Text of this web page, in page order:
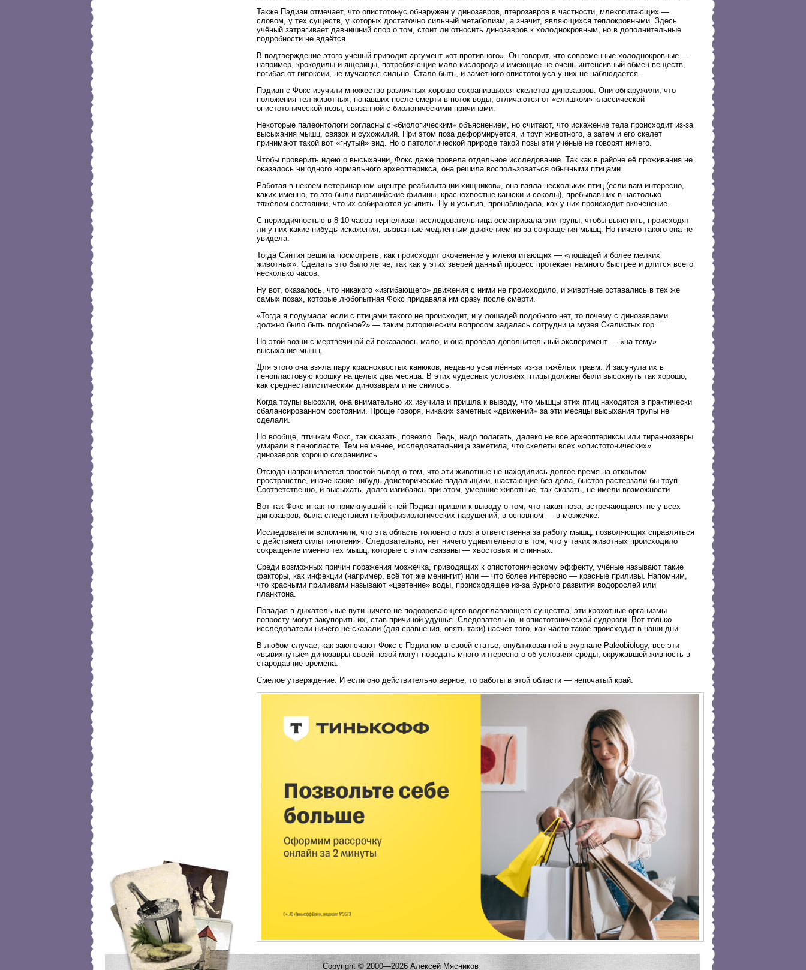
Также Пэдиан отмечает, что опистотонус обнаружен у динозавров, птерозавров в частности, млекопитающих —
словом, у тех существ, у которых достаточно сильный метаболизм, а значит, являющихся теплокровными. Здесь
учёный затрагивает давнишний спор о том, стоит ли относить динозавров к холоднокровным, но в дополнительные
подробности не вдаётся.
В подтверждение этого учёный приводит аргумент «от противного». Он говорит, что современные холоднокровные —
например, крокодилы и ящерицы, потребляющие мало кислорода и имеющие не очень интенсивный обмен веществ,
погибая от гипоксии, не мучаются сильно. Стало быть, и заметного опистотонуса у них не наблюдается.
Пэдиан с Фокс изучили множество различных хорошо сохранившихся скелетов динозавров. Они обнаружили, что
положения тел животных, попавших после смерти в поток воды, отличаются от «слишком» классической
опистотонической позы, связанной с биологическими причинами.
Некоторые палеонтологи согласны с «биологическим» объяснением, но считают, что искажение тела происходит из-за
высыхания мышц, связок и сухожилий. При этом поза деформируется, и труп животного, а затем и его скелет
принимают такой вот «гнутый» вид. Но о патологической природе такой позы эти учёные не говорят ничего.
Чтобы проверить идею о высыхании, Фокс даже провела отдельное исследование. Так как в районе её проживания не
оказалось ни одного нормального археоптерикса, она решила воспользоваться обычными птицами.
Работая в некоем ветеринарном «центре реабилитации хищников», она взяла нескольких птиц (если вам интересно,
каких именно, то это были виргинийские филины, краснохвостые канюки и соколы), пребывавших в настолько
тяжёлом состоянии, что их собираются усыпить. Ну и усыпив, пронаблюдала, как у них происходит окоченение.
С периодичностью в 8-10 часов терпеливая исследовательница осматривала эти трупы, чтобы выяснить, происходят
ли у них какие-нибудь искажения, вызванные медленным движением из-за сокращения мышц. Но ничего такого она не
увидела.
Тогда Синтия решила посмотреть, как происходит окоченение у млекопитающих — «лошадей и более мелких
животных». Сделать это было легче, так как у этих зверей данный процесс протекает намного быстрее и длится всего
несколько часов.
Ну вот, оказалось, что никакого «изгибающего» движения с ними не происходило, и животные оставались в тех же
самых позах, которые любопытная Фокс придавала им сразу после смерти.
«Тогда я подумала: если с птицами такого не происходит, и у лошадей подобного нет, то почему с динозаврами
должно было быть подобное?» — таким риторическим вопросом задалась сотрудница музея Скалистых гор.
Но этой возни с мертвечиной ей показалось мало, и она провела дополнительный эксперимент — «на тему»
высыхания мышц.
Для этого она взяла пару краснохвостых канюков, недавно усыплённых из-за тяжёлых травм. И засунула их в
пенопластовую крошку на целых два месяца. В этих чудесных условиях птицы должны были высохнуть так хорошо,
как среднестатистическим динозаврам и не снилось.
Когда трупы высохли, она внимательно их изучила и пришла к выводу, что мышцы этих птиц находятся в практически
сбалансированном состоянии. Проще говоря, никаких заметных «движений» за эти месяцы высыхания трупы не
сделали.
Но вообще, птичкам Фокс, так сказать, повезло. Ведь, надо полагать, далеко не все археоптериксы или тираннозавры
умирали в пенопласте. Тем не менее, исследовательница заметила, что скелеты всех «опистотонических»
динозавров хорошо сохранились.
Отсюда напрашивается простой вывод о том, что эти животные не находились долгое время на открытом
пространстве, иначе какие-нибудь доисторические падальщики, шастающие без дела, быстро растерзали бы труп.
Соответственно, и высыхать, долго изгибаясь при этом, умершие животные, так сказать, не имели возможности.
Вот так Фокс и как-то примкнувший к ней Пэдиан пришли к выводу о том, что такая поза, встречающаяся не у всех
динозавров, была следствием нейрофизиологических нарушений, в основном — в мозжечке.
Исследователи вспомнили, что эта область головного мозга ответственна за работу мышц, позволяющих справляться
с действием силы тяготения. Следовательно, нет ничего удивительного в том, что у таких животных происходило
сокращение именно тех мышц, которые с этим связаны — хвостовых и спинных.
Среди возможных причин поражения мозжечка, приводящих к опистотоническому эффекту, учёные называют такие
факторы, как инфекции (например, всё тот же менингит) или — что более интересно — красные приливы. Напомним,
что красными приливами называют «цветение» воды, происходящее из-за бурного развития водорослей или
планктона.
Попадая в дыхательные пути ничего не подозревающего водоплавающего существа, эти крохотные организмы
попросту могут закупорить их, став причиной удушья. Следовательно, и опистотонической судороги. Вот только
исследователи ничего не сказали (для сравнения, опять-таки) насчёт того, как часто такое происходит в наши дни.
В любом случае, как заключают Фокс с Пэдианом в своей статье, опубликованной в журнале Paleobiology, все эти
«вывихнутые» динозавры своей позой могут поведать много интересного об условиях среды, окружавшей живность в
стародавние времена.
Смелое утверждение. И если оно действительно верное, то работы в этой области — непочатый край.
Copyright © 2000—2026 Алексей Мясников